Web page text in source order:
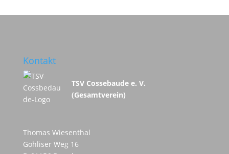
Kontakt
TSV Cossebaude e. V.
(Gesamtverein)
Thomas Wiesenthal
Gohliser Weg 16